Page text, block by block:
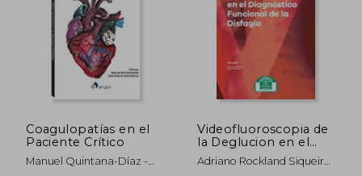
Coagulopatías en el
Paciente Crítico
Manuel Quintana-Díaz -
Videofluoroscopia de
la Deglucion en el
Diagnostico
Funcional de la
Adriano Rockland Siqueira